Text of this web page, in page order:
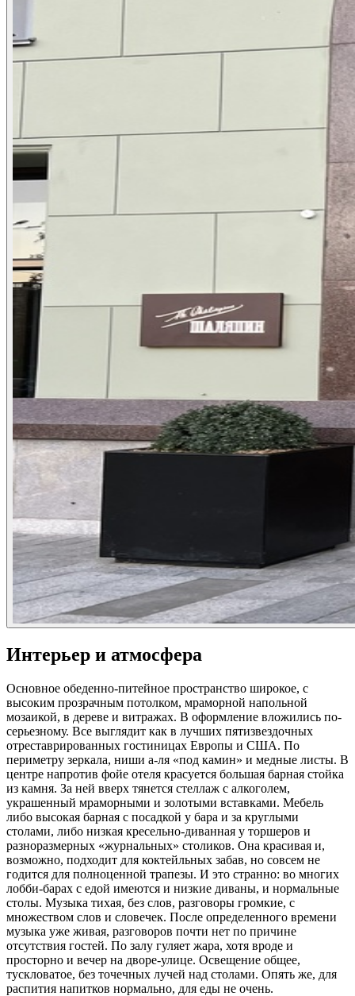
Интерьер и атмосфера
Основное обеденно-питейное пространство широкое, с
высоким прозрачным потолком, мраморной напольной
мозаикой, в дереве и витражах. В оформление вложились по-
серьезному. Все выглядит как в лучших пятизвездочных
отреставрированных гостиницах Европы и США. По
периметру зеркала, ниши а-ля «под камин» и медные листы. В
центре напротив фойе отеля красуется большая барная стойка
из камня. За ней вверх тянется стеллаж с алкоголем,
украшенный мраморными и золотыми вставками. Мебель
либо высокая барная с посадкой у бара и за круглыми
столами, либо низкая кресельно-диванная у торшеров и
разноразмерных «журнальных» столиков. Она красивая и,
возможно, подходит для коктейльных забав, но совсем не
годится для полноценной трапезы. И это странно: во многих
лобби-барах с едой имеются и низкие диваны, и нормальные
столы. Музыка тихая, без слов, разговоры громкие, с
множеством слов и словечек. После определенного времени
музыка уже живая, разговоров почти нет по причине
отсутствия гостей. По залу гуляет жара, хотя вроде и
просторно и вечер на дворе-улице. Освещение общее,
тускловатое, без точечных лучей над столами. Опять же, для
распития напитков нормально, для еды не очень.